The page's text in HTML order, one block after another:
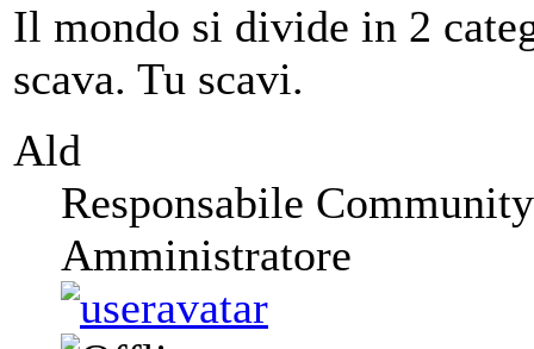
Il mondo si divide in 2
scava. Tu scavi.
Ald
Responsabile Community
Amministratore